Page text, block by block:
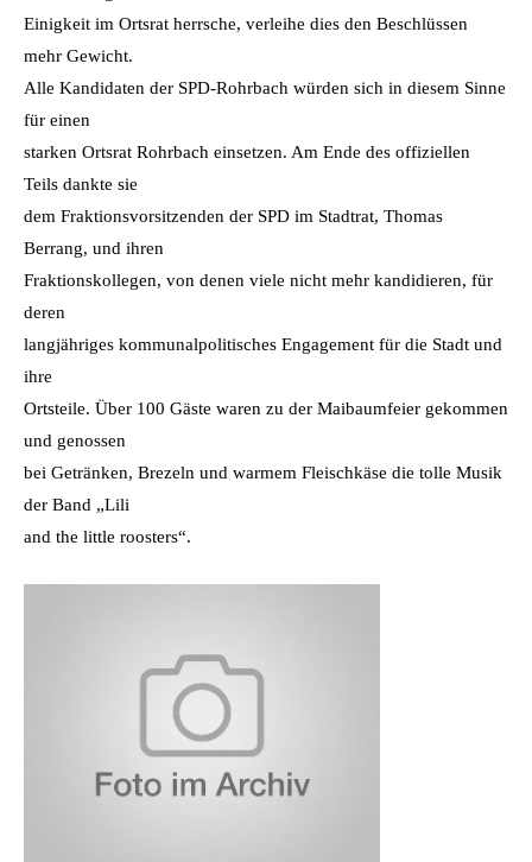
Einigkeit im Ortsrat herrsche, verleihe dies den Beschlüssen
mehr Gewicht.
Alle Kandidaten der SPD-Rohrbach würden sich in diesem Sinne
für einen
starken Ortsrat Rohrbach einsetzen. Am Ende des offiziellen
Teils dankte sie
dem Fraktionsvorsitzenden der SPD im Stadtrat, Thomas
Berrang, und ihren
Fraktionskollegen, von denen viele nicht mehr kandidieren, für
deren
langjähriges kommunalpolitisches Engagement für die Stadt und
ihre
Ortsteile. Über 100 Gäste waren zu der Maibaumfeier gekommen
und genossen
bei Getränken, Brezeln und warmem Fleischkäse die tolle Musik
der Band „Lili
and the little roosters“.